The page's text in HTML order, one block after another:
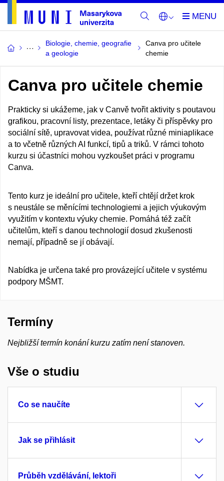
Biologie, chemie, geografie
a geologie
Canva pro učitele
chemie
Canva pro učitele chemie
Prakticky si ukážeme, jak v Canvě tvořit aktivity s poutavou
grafikou, pracovní listy, prezentace, letáky či příspěvky pro
sociální sítě, upravovat videa, používat různé miniaplikace
a to včetně různých AI funkcí, tipů a triků. V rámci tohoto
kurzu si účastníci mohou vyzkoušet práci v programu
Canva.
Tento kurz je ideální pro učitele, kteří chtějí držet krok
s neustále se měnícími technologiemi a jejich výukovým
využitím v kontextu výuky chemie. Pomáhá též začít
učitelům, kteří s danou technologií dosud zkušenosti
nemají, případně se jí obávají.
Nabídka je určena také pro provázející učitele v systému
podpory MŠMT.
Termíny
Nejbližší termín konání kurzu zatím není stanoven.
Vše o studiu
Co se naučíte
Jak se přihlásit
Průběh vzdělávání, lektoři